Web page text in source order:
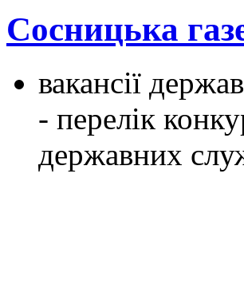
Сосницька
вакансії
- перелік
державних